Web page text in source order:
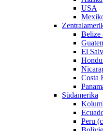
USA
Belize
El
Costa
Südamerika
Peru